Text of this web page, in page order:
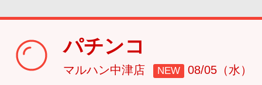
パチンコ
マルハン中津店 NEW 08/05（水）